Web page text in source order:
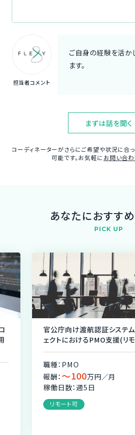
担当者コメント
ご自身の経験を活か
ます。
まずは話を聞く
コーディネーターがさらにご希望や状況に合
可能です。お気軽に お問い合
あなたにおすす
PICK UP
官公庁向け渡航認証システ
ェクトにおけるPMO支援(リ
職種：PMO
報酬： 〜100万円／月
稼働日数：週5日
リモート可